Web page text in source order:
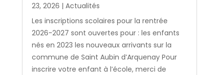
23, 2026 | Actualités
Les inscriptions scolaires pour la rentrée
2026-2027 sont ouvertes pour : les enfants
nés en 2023 les nouveaux arrivants sur la
commune de Saint Aubin d’Arquenay Pour
inscrire votre enfant à l’école, merci de